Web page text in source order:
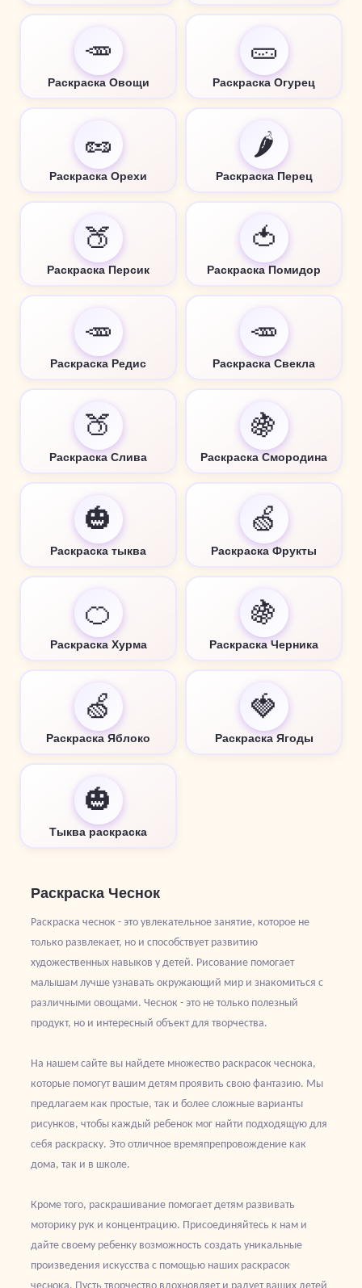
🥕
Раскраска Овощи
🥒
Раскраска Огурец
🥜
Раскраска Орехи
🌶️
Раскраска Перец
🍑
Раскраска Персик
🍅
Раскраска Помидор
🥕
Раскраска Редис
🥕
Раскраска Свекла
🍑
Раскраска Слива
🍇
Раскраска Смородина
🎃
Раскраска тыква
🍏
Раскраска Фрукты
🍊
Раскраска Хурма
🍇
Раскраска Черника
🍏
Раскраска Яблоко
🍓
Раскраска Ягоды
🎃
Тыква раскраска
Раскраска Чеснок
Раскраска чеснок - это увлекательное занятие, которое не
только развлекает, но и способствует развитию
художественных навыков у детей. Рисование помогает
малышам лучше узнавать окружающий мир и знакомиться с
различными овощами. Чеснок - это не только полезный
продукт, но и интересный объект для творчества.
На нашем сайте вы найдете множество раскрасок чеснока,
которые помогут вашим детям проявить свою фантазию. Мы
предлагаем как простые, так и более сложные варианты
рисунков, чтобы каждый ребенок мог найти подходящую для
себя раскраску. Это отличное времяпрепровождение как
дома, так и в школе.
Кроме того, раскрашивание помогает детям развивать
моторику рук и концентрацию. Присоединяйтесь к нам и
дайте своему ребенку возможность создать уникальные
произведения искусства с помощью наших раскрасок
чеснока. Пусть творчество вдохновляет и радует ваших детей